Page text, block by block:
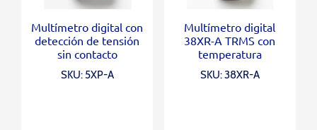
Multímetro digital con
detección de tensión
sin contacto
SKU: 5XP-A
Multímetro digital
38XR-A TRMS con
temperatura
SKU: 38XR-A